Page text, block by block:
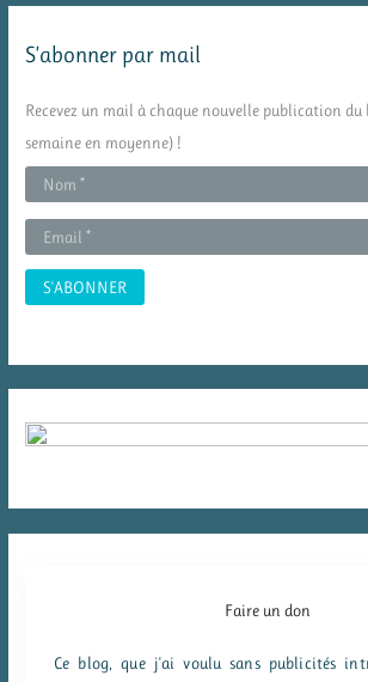
r
:
S’abonner par mail
Recevez un mail à chaque nouvelle publication du
semaine en moyenne) !
Faire un don
Ce blog, que j'ai voulu sans publicités